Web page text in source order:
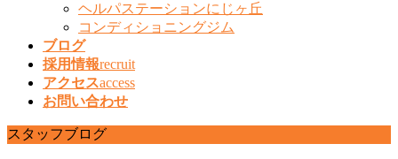
ヘルパステーションにじヶ丘
コンディショニングジム
ブログ
採用情報recruit
アクセスaccess
お問い合わせ
スタッフブログ